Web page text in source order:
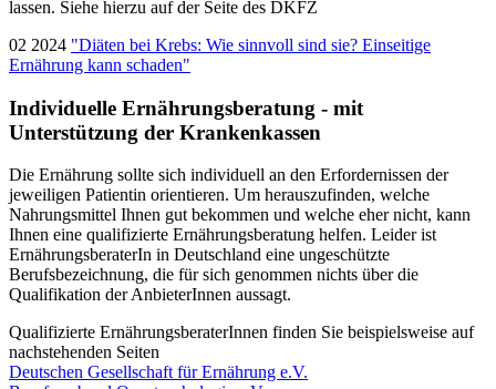
lassen. Siehe hierzu auf der Seite des DKFZ
02 2024 "Diäten bei Krebs: Wie sinnvoll sind sie? Einseitige
Ernährung kann schaden"
Individuelle Ernährungsberatung - mit
Unterstützung der Krankenkassen
Die Ernährung sollte sich individuell an den Erfordernissen der
jeweiligen Patientin orientieren. Um herauszufinden, welche
Nahrungsmittel Ihnen gut bekommen und welche eher nicht, kann
Ihnen eine qualifizierte Ernährungsberatung helfen. Leider ist
ErnährungsberaterIn in Deutschland eine ungeschützte
Berufsbezeichnung, die für sich genommen nichts über die
Qualifikation der AnbieterInnen aussagt.
Qualifizierte ErnährungsberaterInnen finden Sie beispielsweise auf
nachstehenden Seiten
Deutschen Gesellschaft für Ernährung e.V.